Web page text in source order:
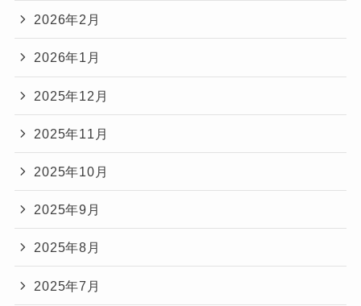
2026年2月
2026年1月
2025年12月
2025年11月
2025年10月
2025年9月
2025年8月
2025年7月